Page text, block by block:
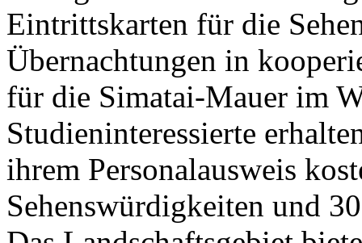
Eintrittskarten für die
Übernachtungen in
für die Simatai-Mauer im
Studieninteressierte
ihrem Personalausweis
Sehenswürdigkeiten und